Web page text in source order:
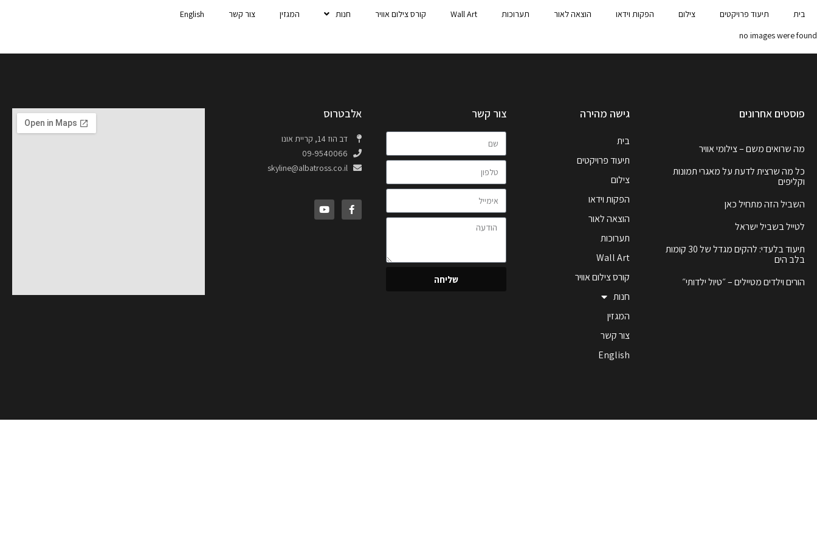
בית תיעוד פרויקטים צילום הפקות וידאו הוצאה לאור תערוכות Wall Art קורס צילום אוויר חנות המגזין צור קשר
English
no images were found
פוסטים אחרונים
מה שרואים משם – צילומי אוויר
כל מה שרצית לדעת על מאגרי תמונות
וקליפים
השביל הזה מתחיל כאן
לטייל בשביל ישראל
תיעוד בלעדי: להקים מגדל של 30 קומות
בלב הים
הורים וילדים מטיילים – ״טיול ילדותי״
גישה מהירה
בית
תיעוד פרויקטים
צילום
הפקות וידאו
הוצאה לאור
תערוכות
Wall Art
קורס צילום אוויר
חנות
המגזין
צור קשר
English
צור קשר
שליחה
אלבטרוס
דב הוז 14, קריית אונו
09-9540066
skyline@albatross.co.il